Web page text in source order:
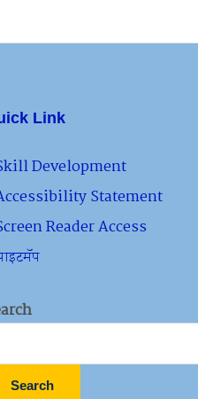
Link
Development
Statement
Reader Access
Search